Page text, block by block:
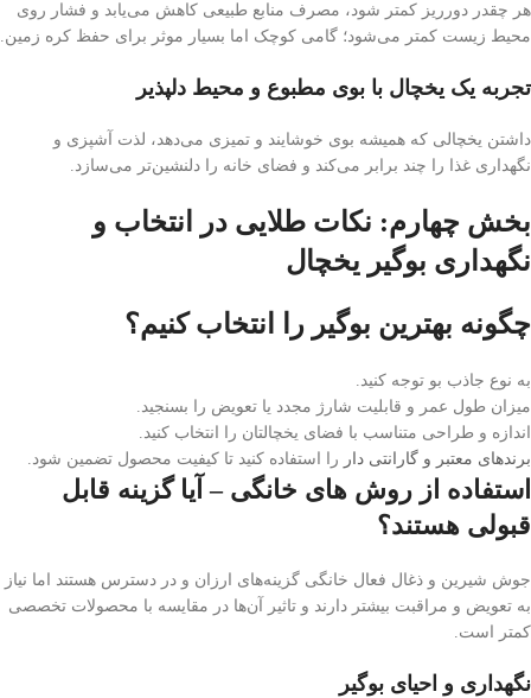
هر چقدر دورریز کمتر شود، مصرف منابع طبیعی کاهش می‌یابد و فشار روی
محیط زیست کمتر می‌شود؛ گامی کوچک اما بسیار موثر برای حفظ کره زمین.
تجربه یک یخچال با بوی مطبوع و محیط دلپذیر
داشتن یخچالی که همیشه بوی خوشایند و تمیزی می‌دهد، لذت آشپزی و
نگهداری غذا را چند برابر می‌کند و فضای خانه را دلنشین‌تر می‌سازد.
بخش چهارم: نکات طلایی در انتخاب و
نگهداری بوگیر یخچال
چگونه بهترین بوگیر را انتخاب کنیم؟
به نوع جاذب بو توجه کنید.
میزان طول عمر و قابلیت شارژ مجدد یا تعویض را بسنجید.
اندازه و طراحی متناسب با فضای یخچالتان را انتخاب کنید.
برندهای معتبر و گارانتی دار را استفاده کنید تا کیفیت محصول تضمین شود.
استفاده از روش های خانگی – آیا گزینه قابل
قبولی هستند؟
جوش شیرین و ذغال فعال خانگی گزینه‌های ارزان و در دسترس هستند اما نیاز
به تعویض و مراقبت بیشتر دارند و تاثیر آن‌ها در مقایسه با محصولات تخصصی
کمتر است.
نگهداری و احیای بوگیر